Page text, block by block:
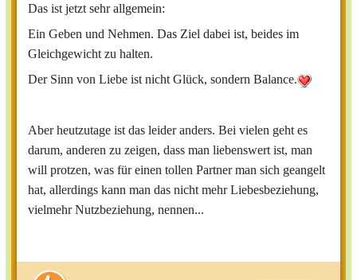
Das ist jetzt sehr allgemein:
Ein Geben und Nehmen. Das Ziel dabei ist, beides im
Gleichgewicht zu halten.
Der Sinn von Liebe ist nicht Glück, sondern Balance.
Aber heutzutage ist das leider anders. Bei vielen geht es
darum, anderen zu zeigen, dass man liebenswert ist, man
will protzen, was für einen tollen Partner man sich geangelt
hat, allerdings kann man das nicht mehr Liebesbeziehung,
vielmehr Nutzbeziehung, nennen...